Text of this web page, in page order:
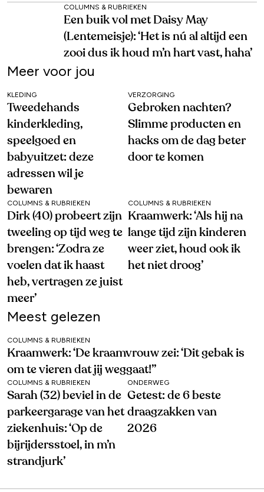
COLUMNS & RUBRIEKEN
Een buik vol met Daisy May
(Lentemeisje): ‘Het is nú al altijd een
zooi dus ik houd m’n hart vast, haha’
Meer voor jou
KLEDING
Tweedehands
kinderkleding,
speelgoed en
babyuitzet: deze
adressen wil je
bewaren
VERZORGING
Gebroken nachten?
Slimme producten en
hacks om de dag beter
door te komen
COLUMNS & RUBRIEKEN
Dirk (40) probeert zijn
tweeling op tijd weg te
brengen: ‘Zodra ze
voelen dat ik haast
heb, vertragen ze juist
meer’
COLUMNS & RUBRIEKEN
Kraamwerk: ‘Als hij na
lange tijd zijn kinderen
weer ziet, houd ook ik
het niet droog’
Meest gelezen
COLUMNS & RUBRIEKEN
Kraamwerk: ‘De kraamvrouw zei: ‘Dit gebak is
om te vieren dat jij weggaat!’’
COLUMNS & RUBRIEKEN
Sarah (32) beviel in de
parkeergarage van het
ziekenhuis: ‘Op de
bijrijdersstoel, in m’n
strandjurk’
ONDERWEG
Getest: de 6 beste
draagzakken van
2026